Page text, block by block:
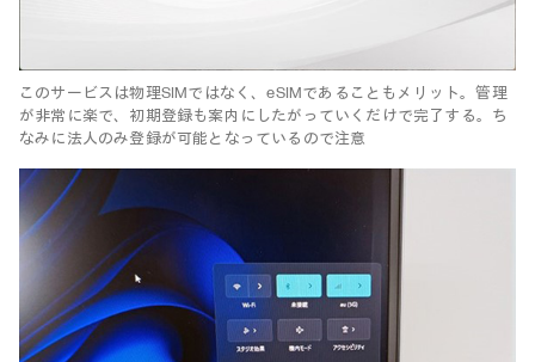
このサービスは物理SIMではなく、eSIMであることもメリット。管理
が非常に楽で、初期登録も案内にしたがっていくだけで完了する。ち
なみに法人のみ登録が可能となっているので注意